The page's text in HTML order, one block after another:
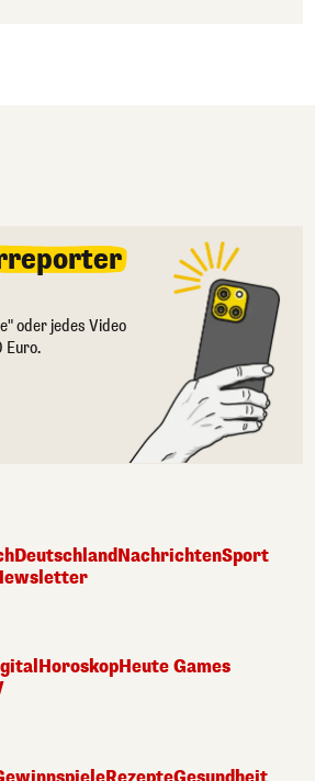
oder jedes Video
Euro.
DeutschlandNachrichtenSport
HoroskopHeute Games